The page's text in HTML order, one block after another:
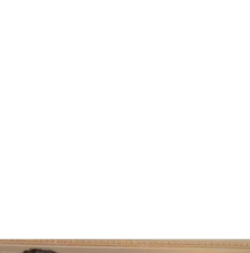
Зеленський про
санкції проти Росії й